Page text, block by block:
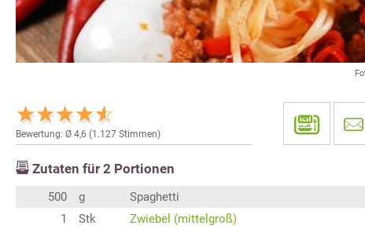
Bewertung: Ø 4,6 (1.127 Stimmen)
Zutaten für 2 Portionen
500 g
Spaghetti
1
Stk
Zwiebel (mittelgroß)